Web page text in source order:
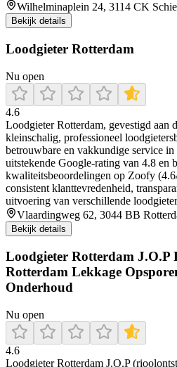
Wilhelminaplein 24, 3114 CK
Bekijk details
Loodgieter Rotterdam
Nu open
4.6
Loodgieter Rotterdam, gevestigd aan
kleinschalig, professioneel
betrouwbare en vakkundige service
uitstekende Google-rating van 4.8 en
kwaliteitsbeoordelingen op Zoofy
consistent klanttevredenheid,
uitvoering van verschillende
Vlaardingweg 62, 3044 BB
Bekijk details
Loodgieter Rotterdam J.O.P
Rotterdam Lekkage
Onderhoud
Nu open
4.6
Loodgieter Rotterdam J.O.P